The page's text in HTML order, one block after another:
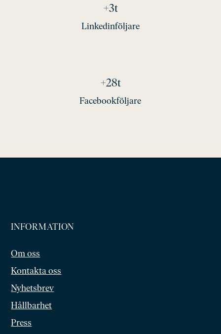
+3t
Linkedinföljare
+28t
Facebookföljare
INFORMATION
Om oss
Kontakta oss
Nyhetsbrev
Hållbarhet
Press